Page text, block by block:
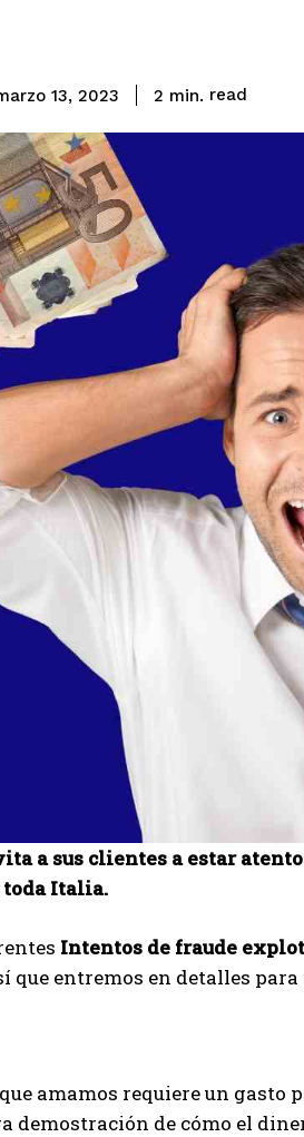
13, 2023 2 min. read
a sus clientes a estar
toda Italia.
Intentos de fraude
que entremos en detalles
amamos requiere un gasto
demostración de cómo el